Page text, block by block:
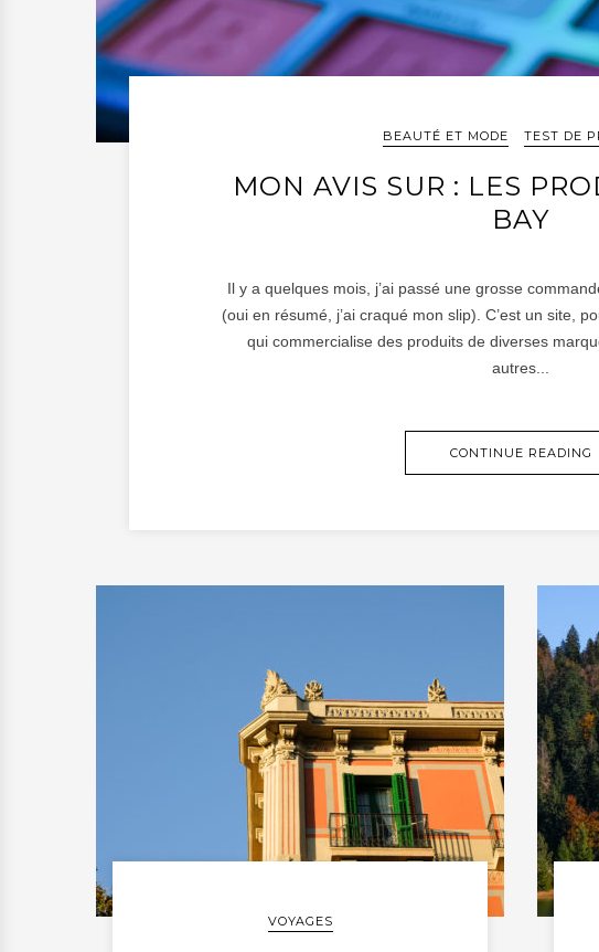
BEAUTÉ ET MODE TEST DE
MON AVIS SUR : LES
BAY
Il y a quelques mois, j’ai passé une grosse
(oui en résumé, j’ai craqué mon slip). C’est un site,
qui commercialise des produits de diverses
autres...
CONTINUE READING
VOYAGES